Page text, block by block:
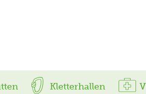
Kletterhallen